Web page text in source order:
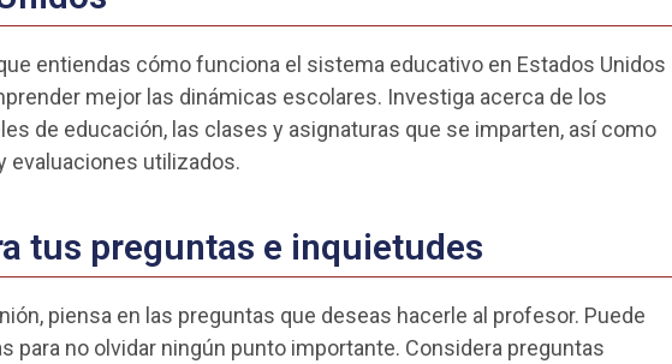
entiendas cómo funciona el sistema educativo en Estados Unidos
mejor las dinámicas escolares. Investiga acerca de los
de educación, las clases y asignaturas que se imparten, así como
evaluaciones utilizados.
tus preguntas e inquietudes
piensa en las preguntas que deseas hacerle al profesor. Puede
para no olvidar ningún punto importante. Considera preguntas